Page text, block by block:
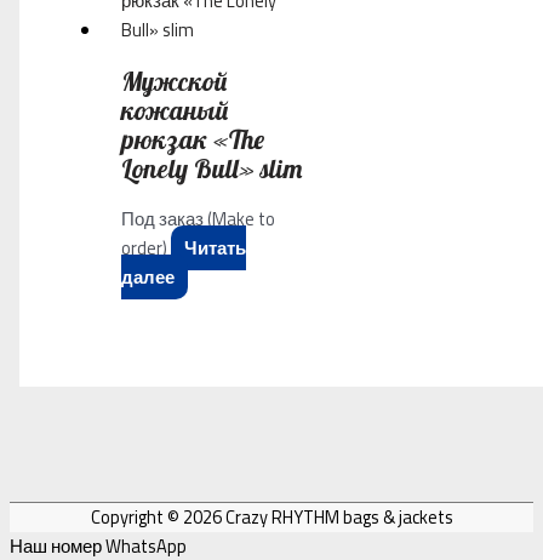
Мужской
кожаный
рюкзак «The
Lonely Bull» slim
Под заказ (Make to
order) Читать
далее
Copyright © 2026Crazy RHYTHM bags & jackets
Наш номер WhatsApp